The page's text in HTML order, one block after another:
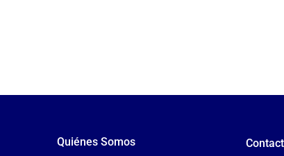
Quiénes Somos